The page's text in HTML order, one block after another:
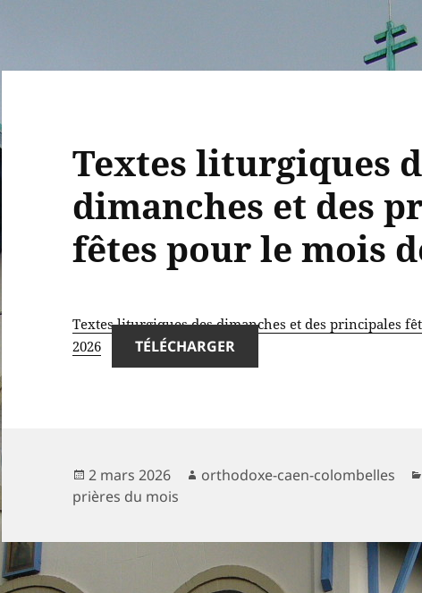
Textes liturgiques
dimanches et des
fêtes pour le mois
Textes liturgiques des dimanches et des principales
2026
TÉLÉCHARGER
Publié
le
2 mars 2026 Auteur
orthodoxe-caen-colombelles
prières du mois